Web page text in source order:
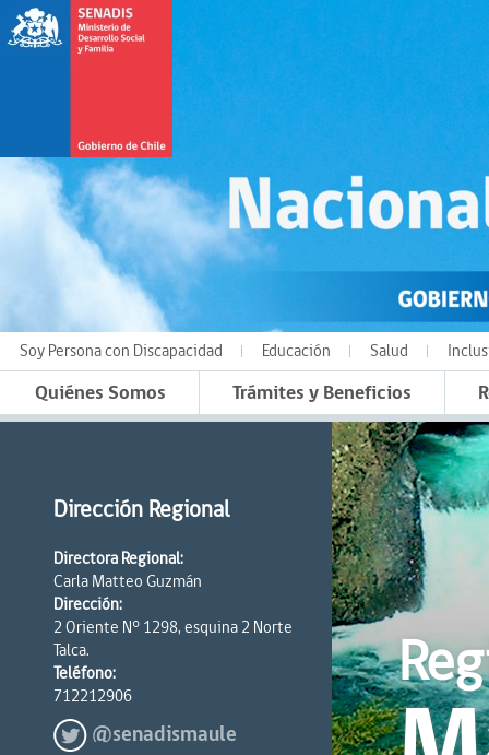
Soy Persona con Discapacidad Educación Salud
Quiénes Somos Trámites y Beneficios
Dirección Regional
Directora Regional:
Carla Matteo Guzmán
Dirección:
2 Oriente N° 1298, esquina 2 Norte
Talca.
Teléfono:
712212906
@senadismaule